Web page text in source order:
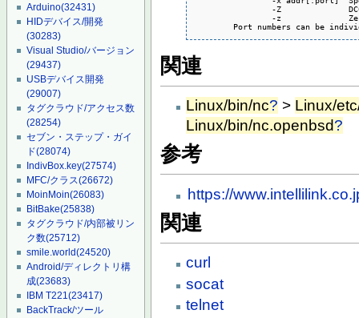
Arduino(32431)
HIDデバイス/開発
(30283)
Visual Studio/バージョン
(29437)
USBデバイス開発
(29007)
タグクラウド/アクセス数
(28254)
セブン・ステップ・ガイ
ド(28074)
IndivBox.key(27574)
MFC/クラス(26672)
MoinMoin(26083)
BitBake(25838)
タグクラウド/内部被リン
ク数(25712)
smile.world(24520)
Android/ディレクトリ構
成(23683)
IBM T221(23417)
BackTrack/ツール
Port numbers can be
関連
Linux/bin/nc? > Linux/
Linux/bin/nc.openbsd?
参考
https://
関連
curl
socat
telnet